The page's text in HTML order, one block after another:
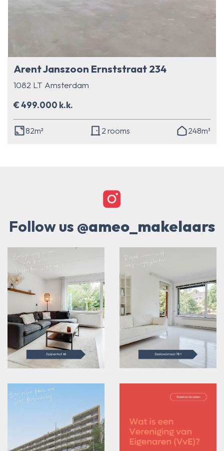
Arent Janszoon Ernststraat 234
1082 LT Amsterdam
€ 499.000 k.k.
82m² 2 rooms 248m³
Follow us @ameo_makelaars